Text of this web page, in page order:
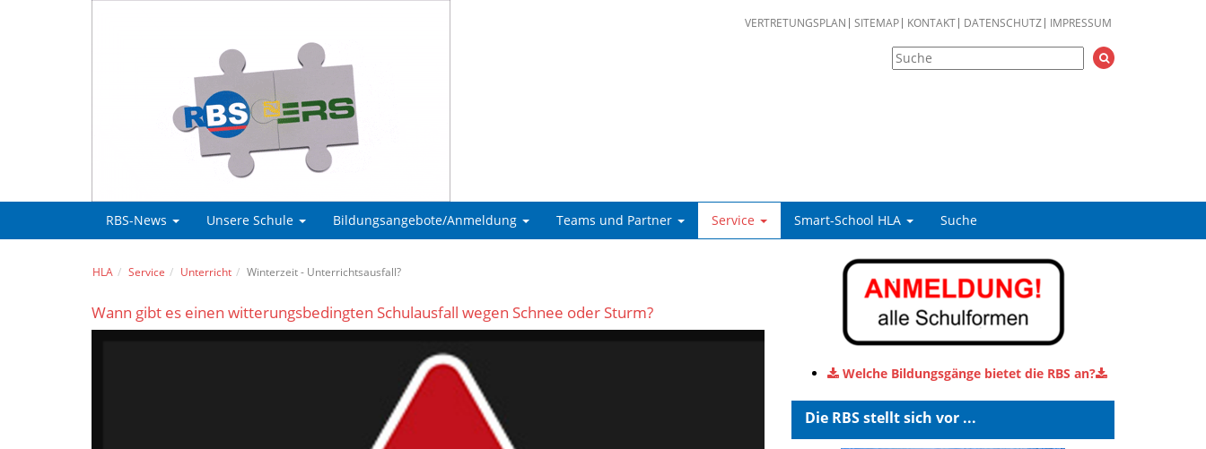
VERTRETUNGSPLAN SITEMAP KONTAKT DATENSCHUTZ IMPRESSUM
RBS-News Unsere Schule Bildungsangebote/Anmeldung Teams und Partner Service Smart-School HLA Suche
Welche Bildungsgänge bietet die RBS an?
Die RBS stellt sich vor ...
HLA Service Unterricht Winterzeit - Unterrichtsausfall?
Wann gibt es einen witterungsbedingten Schulausfall wegen Schnee oder Sturm?